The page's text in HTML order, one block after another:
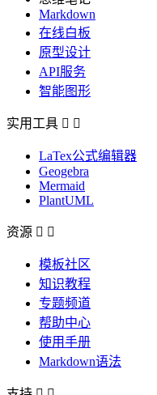
Markdown
在线白板
原型设计
API服务
智能图形
实用工具  
LaTex公式编辑器
Geogebra
Mermaid
PlantUML
资源  
模板社区
知识教程
专题频道
帮助中心
使用手册
Markdown语法